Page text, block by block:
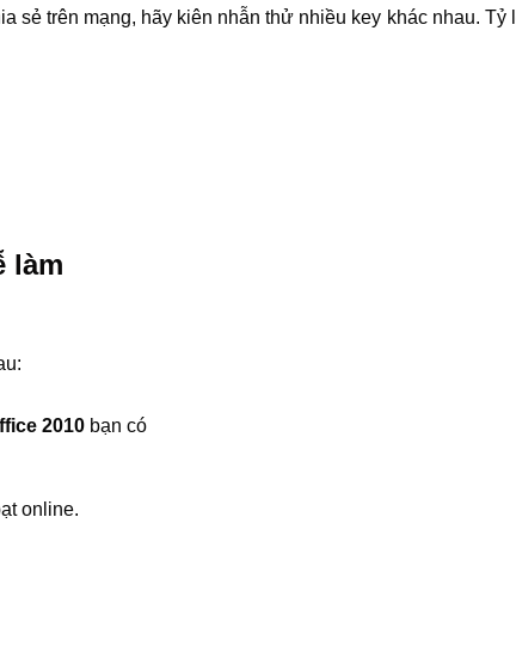
sẻ trên mạng, hãy kiên nhẫn thử nhiều key khác nhau.
làm
2010 bạn có
online.